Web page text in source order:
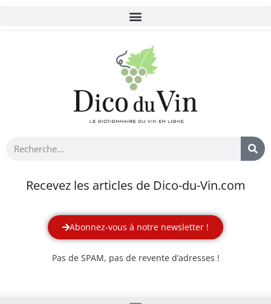
Recevez les articles de Dico-du-Vin.com
Abonnez-vous à notre newsletter !
Pas de SPAM, pas de revente d’adresses !